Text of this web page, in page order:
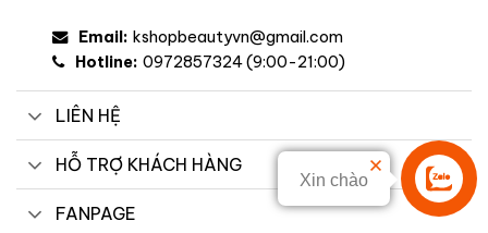
Liên hệ
Xin chào
Email: kshopbeautyvn@gmail.com
Hotline: 0972857324 (9:00-21:00)
LIÊN HỆ
HỖ TRỢ KHÁCH HÀNG
FANPAGE